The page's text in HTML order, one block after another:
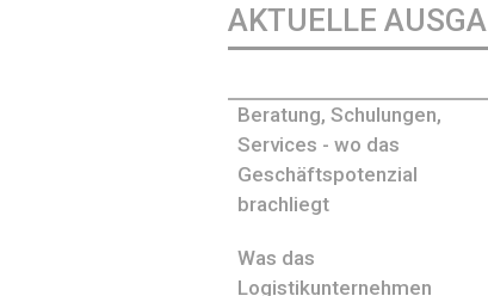
AKTUELLE
Beratung, Schulungen,
Services - wo das
Geschäftspotenzial
brachliegt
Was das
Logistikunternehmen